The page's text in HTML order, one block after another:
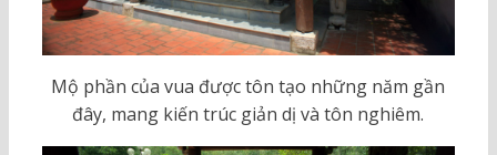
Mộ phần của vua được tôn tạo những năm gần
đây, mang kiến trúc giản dị và tôn nghiêm.